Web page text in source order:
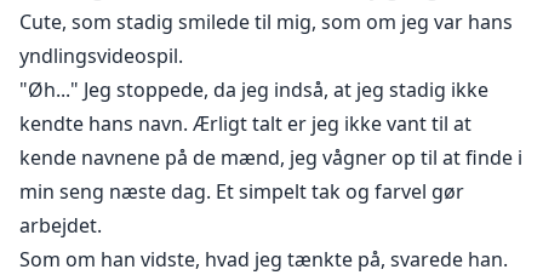
Cute, som stadig smilede til mig, som om jeg var hans
yndlingsvideospil.
"Øh..." Jeg stoppede, da jeg indså, at jeg stadig ikke
kendte hans navn. Ærligt talt er jeg ikke vant til at
kende navnene på de mænd, jeg vågner op til at finde i
min seng næste dag. Et simpelt tak og farvel gør
arbejdet.
Som om han vidste, hvad jeg tænkte på, svarede han.